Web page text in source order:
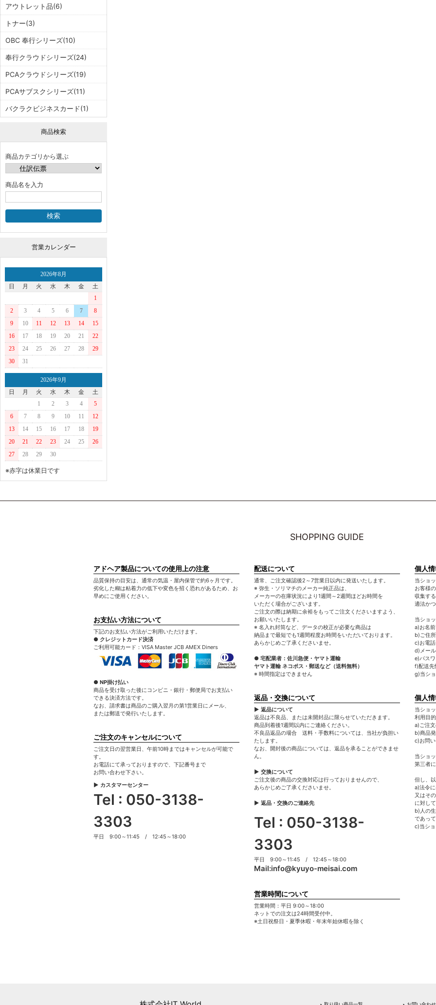
アウトレット品(6)
トナー(3)
OBC 奉行シリーズ(10)
奉行クラウドシリーズ(24)
PCAクラウドシリーズ(19)
PCAサブスクシリーズ(11)
バクラクビジネスカード(1)
商品検索
商品カテゴリから選ぶ
商品名を入力
営業カレンダー
2026年8月
日
月 火 水 木 金
土
1
2
3 4 5 6 7
8
9
10 11 12 13 14
15
16
17 18 19 20 21
22
23
24 25 26 27 28
29
30
31
2026年9月
日
月 火 水 木 金
土
1
2 3 4
5
6
7 8 9 10 11
12
13
14 15 16 17 18
19
20
21 22 23 24 25
26
27
28 29 30
※赤字は休業日です
SHOPPING GUIDE
アドヘア製品についての使用上の注意
品質保持の目安は、通常の気温・屋内保管で約6ヶ月です。
劣化した糊は粘着力の低下や変色を招く恐れがあるため、お
早めにご使用ください。
お支払い方法について
下記のお支払い方法がご利用いただけます。
● クレジットカード決済
ご利用可能カード：VISA Master JCB AMEX Diners
● NP掛け払い
商品を受け取った後にコンビニ・銀行・郵便局でお支払い
できる決済方法です。
なお、請求書は商品のご購入翌月の第1営業日にメール、
または郵送で発行いたします。
ご注文のキャンセルについて
ご注文日の翌営業日、午前10時まではキャンセルが可能で
す。
お電話にて承っておりますので、下記番号まで
お問い合わせ下さい。
▶ カスタマーセンター
Tel : 050-3138-
3303
平日 9:00～11:45 / 12:45～18:00
配送について
通常、ご注文確認後2～7営業日以内に発送いたします。
※ 弥生・ソリマチのメーカー純正品は、
メーカーの在庫状況により1週間～2週間ほどお時間を
いただく場合がございます。
ご注文の際は納期に余裕をもってご注文くださいますよう、
お願いいたします。
※ 名入れ封筒など、データの校正が必要な商品は
納品まで最短でも1週間程度お時間をいただいております。
あらかじめご了承くださいませ。
● 宅配業者：佐川急便・ヤマト運輸
ヤマト運輸 ネコポス・郵送など（送料無料）
※ 時間指定はできません
返品・交換について
▶ 返品について
返品は不良品、または未開封品に限らせていただきます。
商品到着後1週間以内にご連絡ください。
不良品返品の場合 送料・手数料については、当社が負担い
たします。
なお、開封後の商品については、返品を承ることができませ
ん。
▶ 交換について
ご注文後の商品の交換対応は行っておりませんので、
あらかじめご了承くださいませ。
▶ 返品・交換のご連絡先
Tel : 050-3138-
3303
平日 9:00～11:45 / 12:45～18:00
Mail:info@kyuyo-meisai.com
営業時間について
営業時間：平日 9:00～18:00
ネットでの注文は24時間受付中。
※土日祝祭日・夏季休暇・年末年始休暇を除く
個人
当ショ
お客様
収集す
適法か
当ショ
a)お名
b)ご住所
c)お電
d)メー
e)パス
f)配送先
g)当シ
個人
当ショ
利用目
a)ご注
b)商品
c)お問
当ショ
第三者
但し、
a)法令
又はそ
に対し
b)人の
であっ
c)当シ